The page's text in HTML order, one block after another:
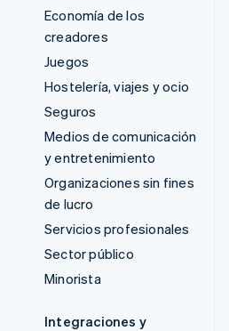
Economía de los
creadores
Juegos
Hostelería, viajes y ocio
Seguros
Medios de comunicación
y entretenimiento
Organizaciones sin fines
de lucro
Servicios profesionales
Sector público
Minorista
Integraciones y